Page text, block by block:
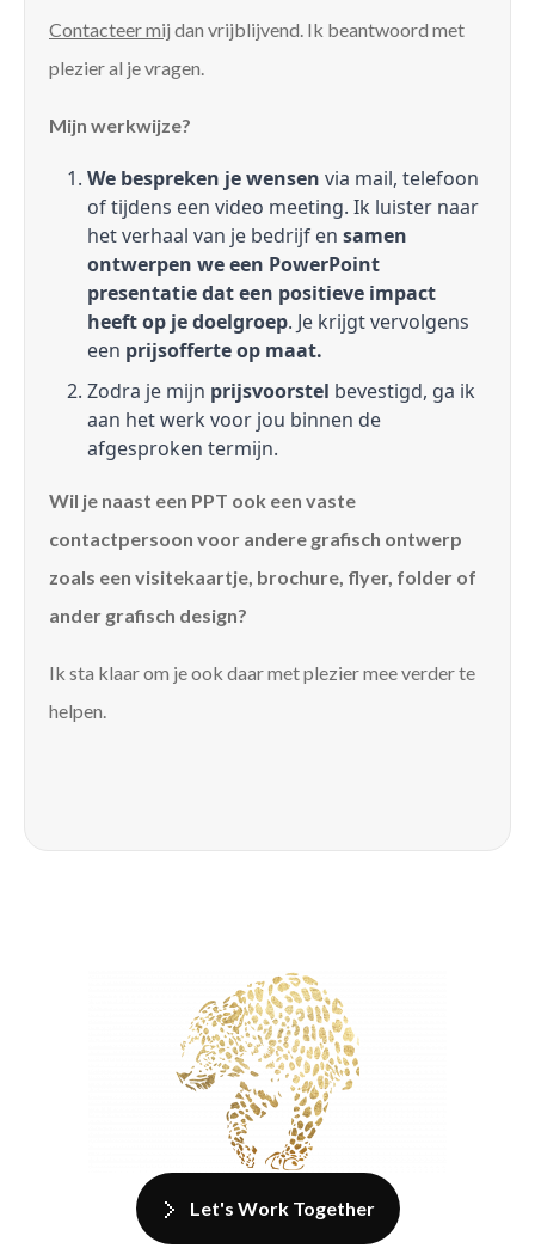
Contacteer mij dan vrijblijvend. Ik beantwoord met
plezier al je vragen.
Mijn werkwijze?
We bespreken je wensen via mail, telefoon
of tijdens een video meeting. Ik luister naar
het verhaal van je bedrijf en samen
ontwerpen we een PowerPoint
presentatie dat een positieve impact
heeft op je doelgroep. Je krijgt vervolgens
een prijsofferte op maat.
Zodra je mijn prijsvoorstel bevestigd, ga ik
aan het werk voor jou binnen de
afgesproken termijn.
Wil je naast een PPT ook een vaste
contactpersoon voor andere grafisch ontwerp
zoals een visitekaartje, brochure, flyer, folder of
ander grafisch design?
Ik sta klaar om je ook daar met plezier mee verder te
helpen.
Let's Work Together